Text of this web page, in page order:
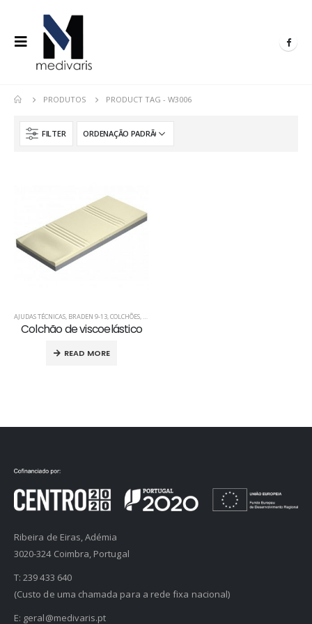
PRODUTOS PRODUCT TAG - W3006
FILTER
AJUDAS TÉCNICAS, BRADEN 9-13,COLCHÕES, PRODUTOS ANTI-ESCARAS
Colchão de viscoelástico
READ MORE
Ribeira de Eiras, Adémia
3020-324 Coimbra, Portugal
T:239 433 640
(Custo de uma chamada para a rede fixa nacional)
E: geral@medivaris.pt